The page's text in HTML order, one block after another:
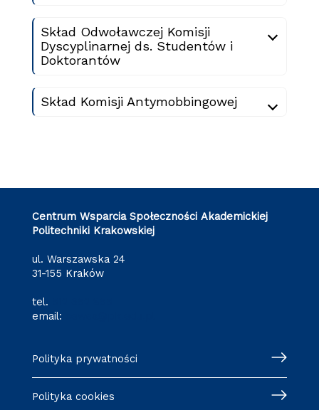
Skład Odwoławczej Komisji
Dyscyplinarnej ds. Studentów i
Doktorantów
Skład Komisji Antymobbingowej
Centrum Wsparcia Społeczności Akademickiej
Politechniki Krakowskiej
ul. Warszawska 24
31-155 Kraków
tel.
email:
Polityka prywatności
Polityka cookies